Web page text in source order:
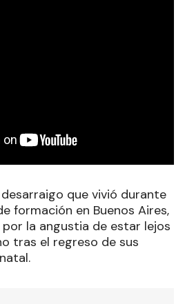
que vivió durante
formación en Buenos Aires,
la angustia de estar lejos
tras el regreso de sus